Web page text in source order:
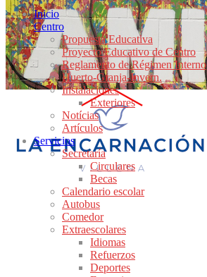
Inicio
Centro
Propuesta Educativa
Proyecto Educativo de Centro
Reglamento de Régimen Interno
Huerto-Granja-Invern.
Instalaciones
Exteriores
Notícias
Artículos
Servicios
Secretaría
Circulares
Becas
Calendario escolar
Autobus
Comedor
Extraescolares
Idiomas
Refuerzos
Deportes